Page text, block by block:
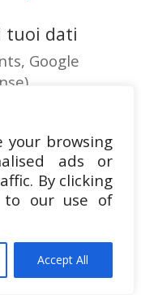
your browsing
ads or
By clicking
to our use of
Accept All
tuoi dati
Google
i
il commento
conservati